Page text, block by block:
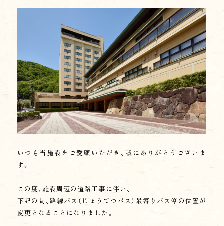
・当グループからの利用サービスの変更、中止、契
約解除の通知。
・当グループからの商品、サービス、キャンペーン
等に関する情報提供。
・当グループのサービス向上、新商品やサービス開
発するための情報分析、アンケートの送付。
【個人情報の取得】
当グループは、上記利用目的に必要な範囲内で、か
つ適法で公正な手段により個人情報を取得しま
す。お客様より宿泊時等に記帳いただく内容は旅
館業法に基づくものであり、その他については、そ
用するものとします。上記利用目的に必要な範囲
を超えて個人情報を取り扱うときは、あらかじめ
本人の同意を得るようにします。
いつも当施設をご愛顧いただき、誠にありがとうございま
す。
この度、施設周辺の道路工事に伴い、
下記の間、路線バス（じょうてつバス）最寄りバス停の位置が
変更となることになりました。